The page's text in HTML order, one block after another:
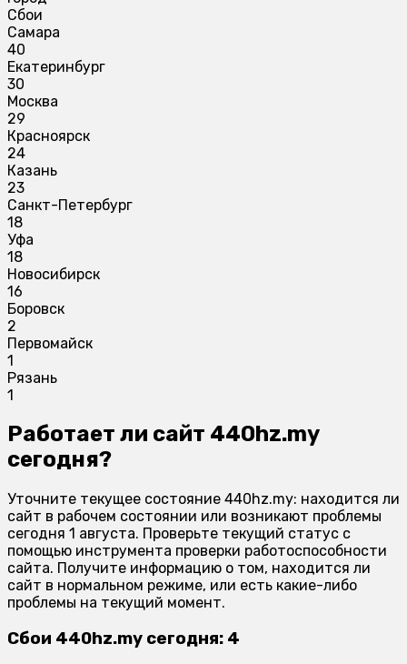
Сбои
Самара
40
Екатеринбург
30
Москва
29
Красноярск
24
Казань
23
Санкт-Петербург
18
Уфа
18
Новосибирск
16
Боровск
2
Первомайск
1
Рязань
1
Работает ли сайт 440hz.my
сегодня?
Уточните текущее состояние 440hz.my: находится ли
сайт в рабочем состоянии или возникают проблемы
сегодня 1 августа. Проверьте текущий статус с
помощью инструмента проверки работоспособности
сайта. Получите информацию о том, находится ли
сайт в нормальном режиме, или есть какие-либо
проблемы на текущий момент.
Сбои 440hz.my сегодня: 4